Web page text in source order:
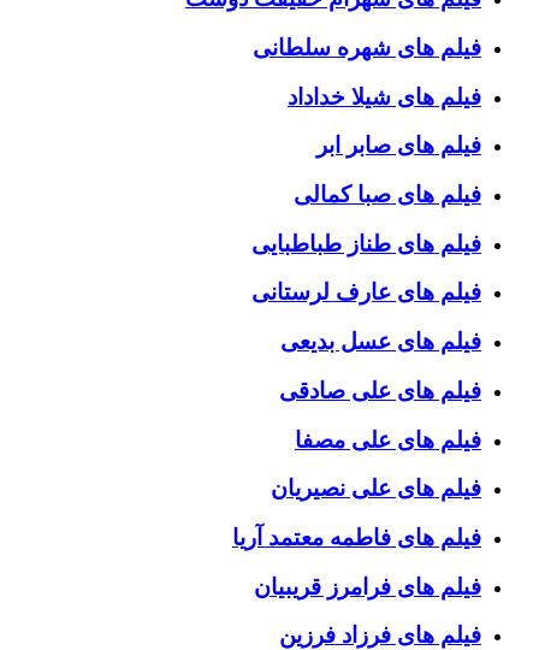
فیلم های شهره سلطانی
فیلم های شیلا خداداد
فیلم های صابر ابر
فیلم های صبا کمالی
فیلم های طناز طباطبایی
فیلم های عارف لرستانی
فیلم های عسل بدیعی
فیلم های علی صادقی
فیلم های علی مصفا
فیلم های علی نصیریان
فیلم های فاطمه معتمد آریا
فیلم های فرامرز قریبیان
فیلم های فرزاد فرزین